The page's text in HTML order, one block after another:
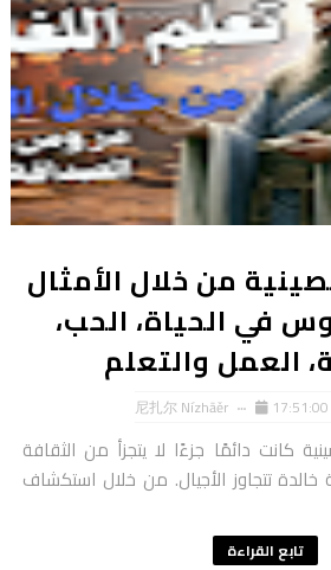
من خلال الأمثال
في الحياة، الحب،
العمل والتعلم
尼扎尔 Nízhāěr 17:51:00
كانت دائمًا جزءًا لا يتجزأ من الثقافة
تتجاوز الأجيال. من خلال استكشاف
تابع القراءة